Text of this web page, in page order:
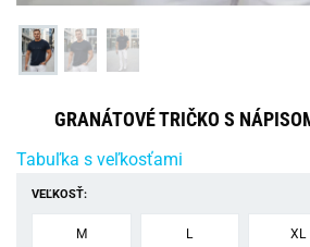
GRANÁTOVÉ TRIČKO S
Tabuľka s veľkosťami
VEĽKOSŤ:
M L XL